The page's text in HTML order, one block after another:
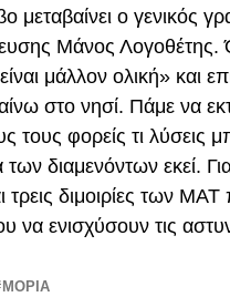
μεταβαίνει ο γενικός
Μάνος
μάλλον ολική» και
στο νησί. Πάμε να
τους φορείς τι
των διαμενόντων εκεί.
τρεις διμοιρίες των
να ενισχύσουν τις
ΜΟΡΙΑ